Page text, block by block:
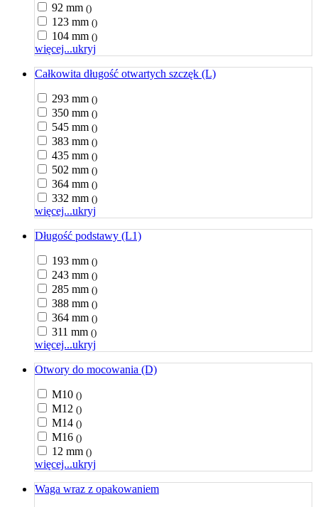
92 mm ()
123 mm ()
104 mm ()
więcej...ukryj
Całkowita długość otwartych szczęk (L)
293 mm ()
350 mm ()
545 mm ()
383 mm ()
435 mm ()
502 mm ()
364 mm ()
332 mm ()
więcej...ukryj
Długość podstawy (L1)
193 mm ()
243 mm ()
285 mm ()
388 mm ()
364 mm ()
311 mm ()
więcej...ukryj
Otwory do mocowania (D)
M10 ()
M12 ()
M14 ()
M16 ()
12 mm ()
więcej...ukryj
Waga wraz z opakowaniem